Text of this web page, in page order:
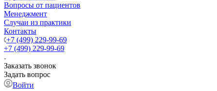
Вопросы от пациентов
Менеджмент
Случаи из практики
Контакты
+7 (499) 229-99-69
+7 (499) 229-99-69
Заказать звонок
Задать вопрос
Войти